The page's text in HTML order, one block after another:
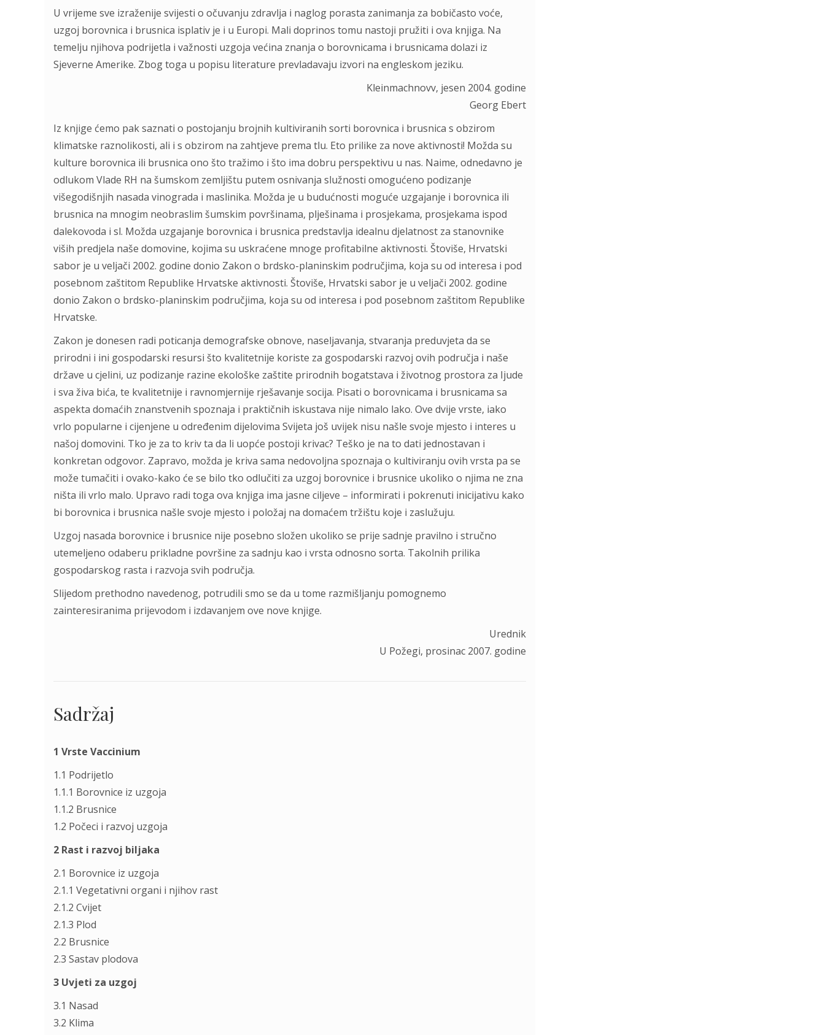
U vrijeme sve izraženije svijesti o očuvanju zdravlja i naglog porasta zanimanja za bobičasto voće,
uzgoj borovnica i brusnica isplativ je i u Europi. Mali doprinos tomu nastoji pružiti i ova knjiga. Na
temelju njihova podrijetla i važnosti uzgoja većina znanja o borovnicama i brusnicama dolazi iz
Sjeverne Amerike. Zbog toga u popisu literature prevladavaju izvori na engleskom jeziku.
Kleinmachnovv, jesen 2004. godine
Georg Ebert
Iz knjige ćemo pak saznati o postojanju brojnih kultiviranih sorti borovnica i brusnica s obzirom
klimatske raznolikosti, ali i s obzirom na zahtjeve prema tlu. Eto prilike za nove aktivnosti! Možda su
kulture borovnica ili brusnica ono što tražimo i što ima dobru perspektivu u nas. Naime, odnedavno je
odlukom Vlade RH na šumskom zemljištu putem osnivanja služnosti omogućeno podizanje
višegodišnjih nasada vinograda i maslinika. Možda je u budućnosti moguće uzgajanje i borovnica ili
brusnica na mnogim neobraslim šumskim površinama, plješinama i prosjekama, prosjekama ispod
dalekovoda i sl. Možda uzgajanje borovnica i brusnica predstavlja idealnu djelatnost za stanovnike
viših predjela naše domovine, kojima su uskraćene mnoge profitabilne aktivnosti. Štoviše, Hrvatski
sabor je u veljači 2002. godine donio Zakon o brdsko-planinskim područjima, koja su od interesa i pod
posebnom zaštitom Republike Hrvatske aktivnosti. Štoviše, Hrvatski sabor je u veljači 2002. godine
donio Zakon o brdsko-planinskim područjima, koja su od interesa i pod posebnom zaštitom Republike
Hrvatske.
Zakon je donesen radi poticanja demografske obnove, naseljavanja, stvaranja preduvjeta da se
prirodni i ini gospodarski resursi što kvalitetnije koriste za gospodarski razvoj ovih područja i naše
države u cjelini, uz podizanje razine ekološke zaštite prirodnih bogatstava i životnog prostora za Ijude
i sva živa bića, te kvalitetnije i ravnomjernije rješavanje socija. Pisati o borovnicama i brusnicama sa
aspekta domaćih znanstvenih spoznaja i praktičnih iskustava nije nimalo lako. Ove dvije vrste, iako
vrlo popularne i cijenjene u određenim dijelovima Svijeta još uvijek nisu našle svoje mjesto i interes u
našoj domovini. Tko je za to kriv ta da li uopće postoji krivac? Teško je na to dati jednostavan i
konkretan odgovor. Zapravo, možda je kriva sama nedovoljna spoznaja o kultiviranju ovih vrsta pa se
može tumačiti i ovako-kako će se bilo tko odlučiti za uzgoj borovnice i brusnice ukoliko o njima ne zna
ništa ili vrlo malo. Upravo radi toga ova knjiga ima jasne ciljeve – informirati i pokrenuti inicijativu kako
bi borovnica i brusnica našle svoje mjesto i položaj na domaćem tržištu koje i zaslužuju.
Uzgoj nasada borovnice i brusnice nije posebno složen ukoliko se prije sadnje pravilno i stručno
utemeljeno odaberu prikladne površine za sadnju kao i vrsta odnosno sorta. Takolnih prilika
gospodarskog rasta i razvoja svih područja.
Slijedom prethodno navedenog, potrudili smo se da u tome razmišljanju pomognemo
zainteresiranima prijevodom i izdavanjem ove nove knjige.
Urednik
U Požegi, prosinac 2007. godine
Sadržaj
1 Vrste Vaccinium
1.1 Podrijetlo
1.1.1 Borovnice iz uzgoja
1.1.2 Brusnice
1.2 Počeci i razvoj uzgoja
2 Rast i razvoj biljaka
2.1 Borovnice iz uzgoja
2.1.1 Vegetativni organi i njihov rast
2.1.2 Cvijet
2.1.3 Plod
2.2 Brusnice
2.3 Sastav plodova
3 Uvjeti za uzgoj
3.1 Nasad
3.2 Klima